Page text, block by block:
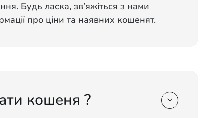
Будь ласка, зв’яжіться з нами
про ціни та наявних кошенят.
кошеня ? 